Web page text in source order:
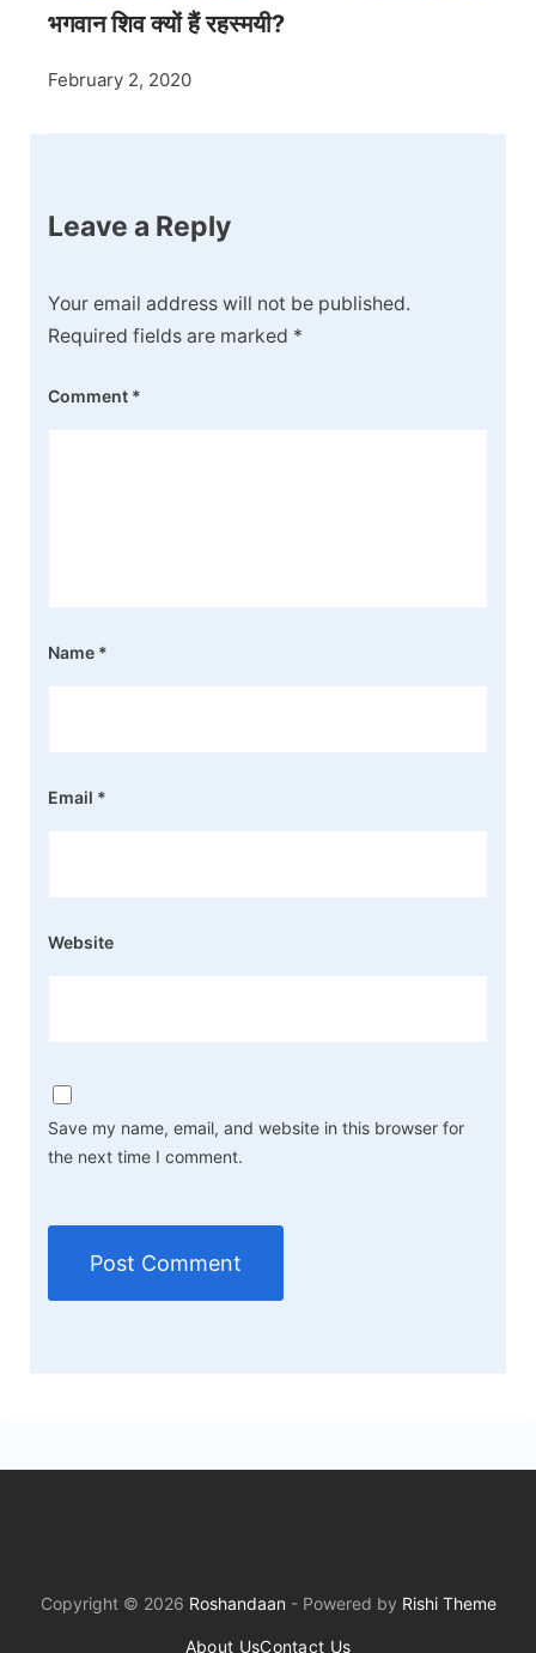
भगवान शिव क्यों हैं रहस्मयी?
February 2, 2020
Leave a Reply
Your email address will not be published.
Required fields are marked *
Comment *
Name *
Email *
Website
Save my name, email, and website in this browser for
the next time I comment.
Copyright © 2026 Roshandaan - Powered by Rishi Theme
About UsContact Us